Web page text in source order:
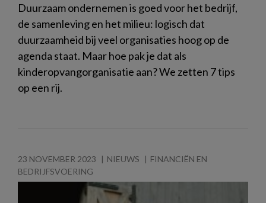
Duurzaam ondernemen is goed voor het bedrijf,
de samenleving en het milieu: logisch dat
duurzaamheid bij veel organisaties hoog op de
agenda staat. Maar hoe pak je dat als
kinderopvangorganisatie aan? We zetten 7 tips
op een rij.
23 NOVEMBER 2023 NIEUWS
FINANCIËN EN
BEDRIJFSVOERING